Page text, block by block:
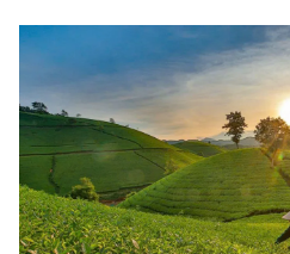
Giải sao mai
Sao
Làm đẹp
Chất lượng cuộc sống
Giáo dục
Tuyển sinh
Học trực tuyến
Công nghệ
Hitech Công nghệ tương lai
Sản phẩm
Thị trường
Giao lưu trực tuyến
Lịch phát sóng